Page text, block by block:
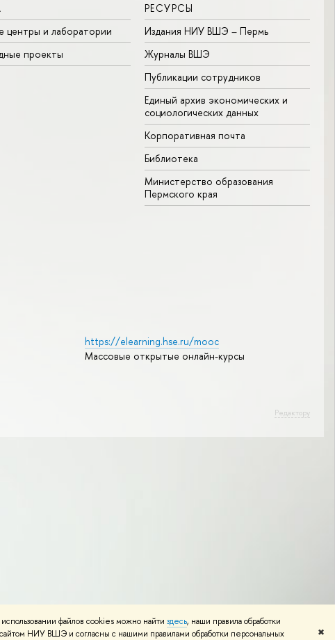
файлов cookies можно найти здесь, наши правила обработки
НИУ ВШЭ и согласны с нашими правилами обработки персональных ✖
центры и лаборатории
проекты
РЕСУРСЫ
Издания НИУ ВШЭ ­– Пермь
Журналы ВШЭ
Публикации сотрудников
Единый архив экономических и
социологических данных
Корпоративная почта
Библиотека
Министерство образования
Пермского края
https://elearning.hse.ru/mooc
Массовые открытые онлайн-курсы
Редактору